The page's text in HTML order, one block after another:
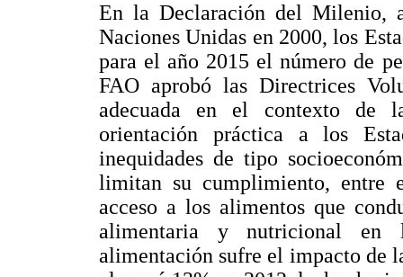
En la Declaración del Milenio,
Naciones Unidas en 2000, los
para el año 2015 el número de
FAO aprobó las Directrices
adecuada en el contexto de
orientación práctica a los
inequidades de tipo
limitan su cumplimiento, entre
acceso a los alimentos que
alimentaria y nutricional en
alimentación sufre el impacto de